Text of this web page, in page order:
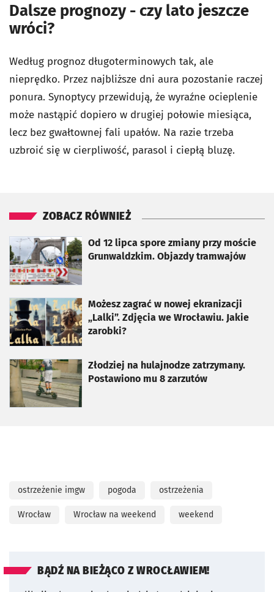
Dalsze prognozy - czy lato jeszcze
wróci?
Według prognoz długoterminowych tak, ale
nieprędko. Przez najbliższe dni aura pozostanie raczej
ponura. Synoptycy przewidują, że wyraźne ocieplenie
może nastąpić dopiero w drugiej połowie miesiąca,
lecz bez gwałtownej fali upałów. Na razie trzeba
uzbroić się w cierpliwość, parasol i ciepłą bluzę.
ZOBACZ RÓWNIEŻ
Od 12 lipca spore zmiany przy moście
Grunwaldzkim. Objazdy tramwajów
otworzy się w nowej karcie
Możesz zagrać w nowej ekranizacji
„Lalki”. Zdjęcia we Wrocławiu. Jakie
zarobki?
otworzy się w nowej karcie
Złodziej na hulajnodze zatrzymany.
Postawiono mu 8 zarzutów
otworzy się w nowej karcie
ostrzeżenie imgw pogoda ostrzeżenia
Wrocław Wrocław na weekend weekend
BĄDŹ NA BIEŻĄCO Z WROCŁAWIEM!